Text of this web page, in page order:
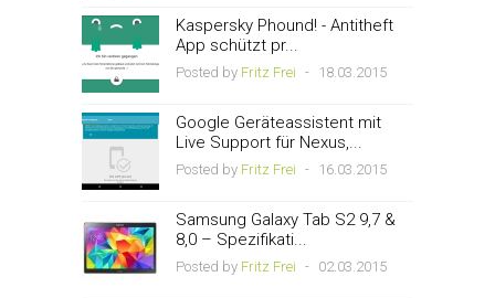
Kaspersky Phound! - Antitheft
App schützt pr...
Posted by Fritz Frei - 18.03.2015
Google Geräteassistent mit
Live Support für Nexus,...
Posted by Fritz Frei - 16.03.2015
Samsung Galaxy Tab S2 9,7 &
8,0 – Spezifikati...
Posted by Fritz Frei - 02.03.2015